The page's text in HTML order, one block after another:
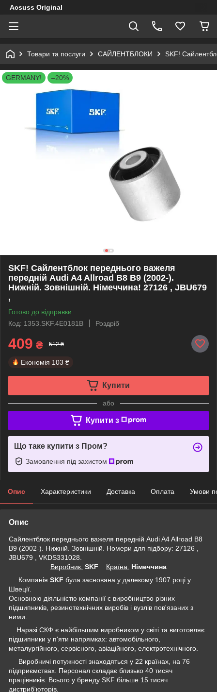
Acsuss Original
Товари та послуги САЙЛЕНТБЛОКИ SKF!
GERMANY! –20%
SKF! Сайлентблок переднього важеля
передній Audi A4 Allroad B8 B9 (2002-).
Нижній. Зовнішній. Німеччина! 27126 , JBU679
,
Готово до відправки
Код: 1353.SKF.4E0181B
Роздріб
409 ₴ 512 ₴
Економія 103 ₴
Купити
або
Купити з
Що таке купити з Пром?
Замовлення під захистом
Опис Характеристики Доставка Оплата Умови
Опис
Сайлентблок переднього важеля передній Audi A4 Allroad B8
B9 (2002-). Нижній. Зовнішній. Номери для підбору: 27126 ,
JBU679 , VKDS331028.
Виробник: SKF Крaїна: Німеччина
Компанія SKF була заснована у далекому 1907 році у
Швеції.
Основною діяльністю компанії є виробництво різних
підшипників, резинотехнічних виробів і вузлів пов'язаних з
ними.
Наразі СКФ є найбільшим виробником у світі та виготовляє
підшипники у п'яти напрямках: автомобільного,
металургійного, сервісного, авіаційного, електротехнічного.
Виробничі потужності знаходяться у 22 країнах, на 76
підприємствах. Персонал складає близько 40 тисяч
працівників. Всього у бренду SKF більше 15 тисяч
дистриб'юторів.